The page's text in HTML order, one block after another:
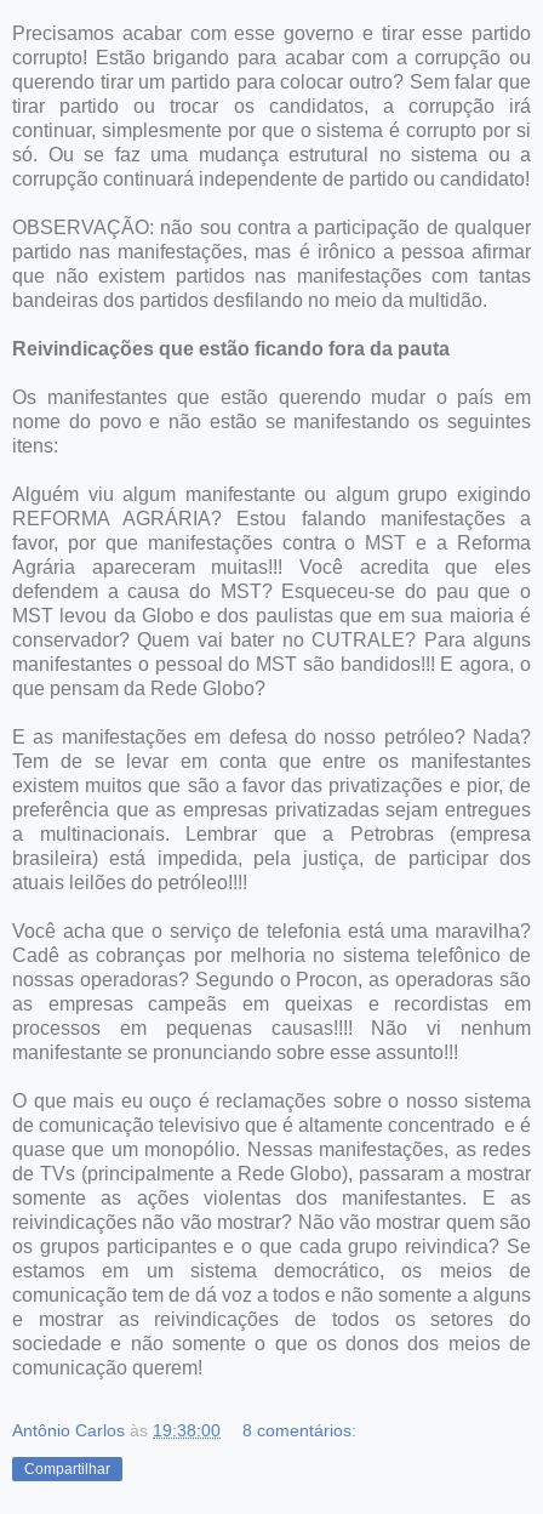
Precisamos acabar com esse governo e tirar esse partido
corrupto! Estão brigando para acabar com a corrupção ou
querendo tirar um partido para colocar outro? Sem falar que
tirar partido ou trocar os candidatos, a corrupção irá
continuar, simplesmente por que o sistema é corrupto por si
só. Ou se faz uma mudança estrutural no sistema ou a
corrupção continuará independente de partido ou candidato!
OBSERVAÇÃO: não sou contra a participação de qualquer
partido nas manifestações, mas é irônico a pessoa afirmar
que não existem partidos nas manifestações com tantas
bandeiras dos partidos desfilando no meio da multidão.
Reivindicações que estão ficando fora da pauta
Os manifestantes que estão querendo mudar o país em
nome do povo e não estão se manifestando os seguintes
itens:
Alguém viu algum manifestante ou algum grupo exigindo
REFORMA AGRÁRIA? Estou falando manifestações a
favor, por que manifestações contra o MST e a Reforma
Agrária apareceram muitas!!! Você acredita que eles
defendem a causa do MST? Esqueceu-se do pau que o
MST levou da Globo e dos paulistas que em sua maioria é
conservador? Quem vai bater no CUTRALE? Para alguns
manifestantes o pessoal do MST são bandidos!!! E agora, o
que pensam da Rede Globo?
E as manifestações em defesa do nosso petróleo? Nada?
Tem de se levar em conta que entre os manifestantes
existem muitos que são a favor das privatizações e pior, de
preferência que as empresas privatizadas sejam entregues
a multinacionais. Lembrar que a Petrobras (empresa
brasileira) está impedida, pela justiça, de participar dos
atuais leilões do petróleo!!!!
Você acha que o serviço de telefonia está uma maravilha?
Cadê as cobranças por melhoria no sistema telefônico de
nossas operadoras? Segundo o Procon, as operadoras são
as empresas campeãs em queixas e recordistas em
processos em pequenas causas!!!! Não vi nenhum
manifestante se pronunciando sobre esse assunto!!!
O que mais eu ouço é reclamações sobre o nosso sistema
de comunicação televisivo que é altamente concentrado e é
quase que um monopólio. Nessas manifestações, as redes
de TVs (principalmente a Rede Globo), passaram a mostrar
somente as ações violentas dos manifestantes. E as
reivindicações não vão mostrar? Não vão mostrar quem são
os grupos participantes e o que cada grupo reivindica? Se
estamos em um sistema democrático, os meios de
comunicação tem de dá voz a todos e não somente a alguns
e mostrar as reivindicações de todos os setores do
sociedade e não somente o que os donos dos meios de
comunicação querem!
Antônio Carlos às 19:38:00 8 comentários:
Compartilhar